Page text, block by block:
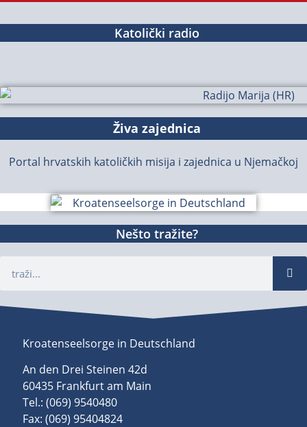
Katolički radio
Živa zajednica
Portal hrvatskih katoličkih misija i zajednica u Njemačkoj
Nešto tražite?
Kroatenseelsorge in Deutschland
An den Drei Steinen 42d
60435 Frankfurt am Main
Tel.: (069) 9540480
Fax: (069) 95404824